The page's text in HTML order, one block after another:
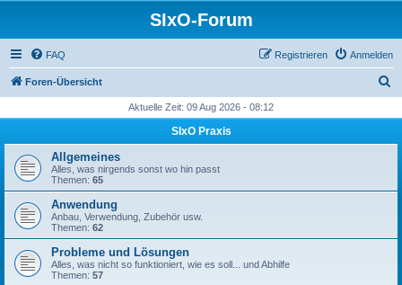
SIxO-Forum
FAQ Anmelden
Registrieren
Foren-Übersicht
h
Aktuelle Zeit: 09 Aug 2026 - 08:12
SIxO Praxis
Allgemeines
Alles, was nirgends sonst wo hin passt
Themen: 65
Anwendung
Anbau, Verwendung, Zubehör usw.
Themen: 62
Probleme und Lösungen
Alles, was nicht so funktioniert, wie es soll... und Abhilfe
Themen: 57